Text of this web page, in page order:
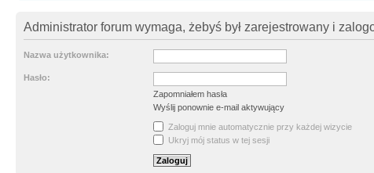
Administrator forum wymaga, żebyś był zarejestrowany i
Nazwa użytkownika:
Hasło:
Zapomniałem hasła
Wyślij ponownie e-mail aktywujący
Zaloguj mnie automatycznie przy każdej wizycie
Ukryj mój status w tej sesji